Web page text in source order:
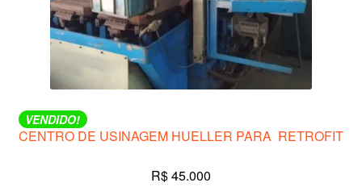
VENDIDO!
CENTRO DE USINAGEM HUELLER PARA RETROFIT
R$45.000